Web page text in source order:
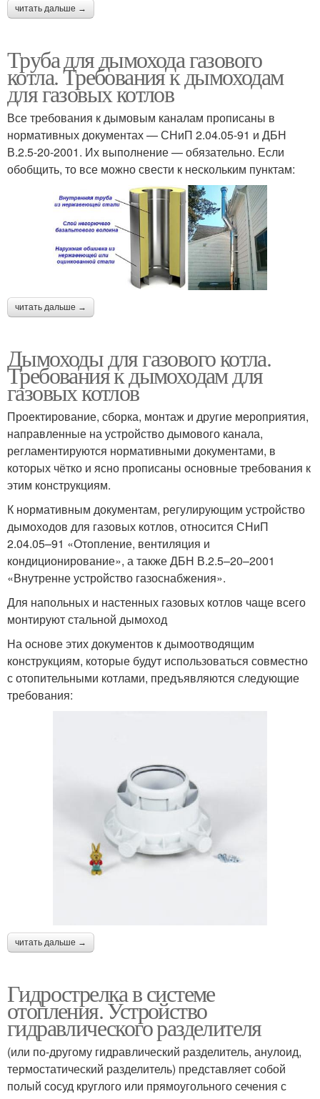
читать дальше →
Труба для дымохода газового
котла. Требования к дымоходам
для газовых котлов
Все требования к дымовым каналам прописаны в
нормативных документах — СНиП 2.04.05-91 и ДБН
В.2.5-20-2001. Их выполнение — обязательно. Если
обобщить, то все можно свести к нескольким пунктам:
читать дальше →
Дымоходы для газового котла.
Требования к дымоходам для
газовых котлов
Проектирование, сборка, монтаж и другие мероприятия,
направленные на устройство дымового канала,
регламентируются нормативными документами, в
которых чётко и ясно прописаны основные требования к
этим конструкциям.
К нормативным документам, регулирующим устройство
дымоходов для газовых котлов, относится СНиП
2.04.05–91 «Отопление, вентиляция и
кондиционирование», а также ДБН В.2.5–20–2001
«Внутренне устройство газоснабжения».
Для напольных и настенных газовых котлов чаще всего
монтируют стальной дымоход
На основе этих документов к дымоотводящим
конструкциям, которые будут использоваться совместно
с отопительными котлами, предъявляются следующие
требования:
читать дальше →
Гидрострелка в системе
отопления. Устройство
гидравлического разделителя
(или по-другому гидравлический разделитель, анулоид,
термостатический разделитель) представляет собой
полый сосуд круглого или прямоугольного сечения с